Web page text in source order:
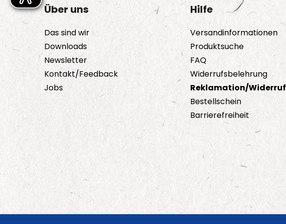
Über uns
Das sind wir
Downloads
Newsletter
Kontakt/Feedback
Jobs
Hilfe
Versandinformationen
Produktsuche
FAQ
Widerrufsbelehrung
Reklamation/Widerruf
Bestellschein
Barrierefreiheit